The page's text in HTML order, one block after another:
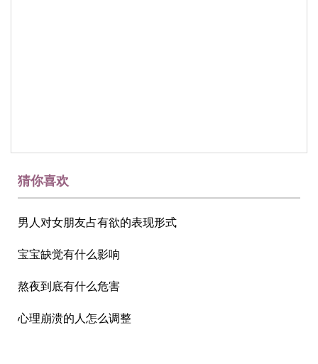
猜你喜欢
男人对女朋友占有欲的表现形式
宝宝缺觉有什么影响
熬夜到底有什么危害
心理崩溃的人怎么调整